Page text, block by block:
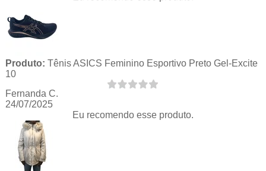
Produto: Tênis ASICS Feminino Esportivo Preto Gel-Excite
10
Fernanda C.
24/07/2025
Eu recomendo esse produto.